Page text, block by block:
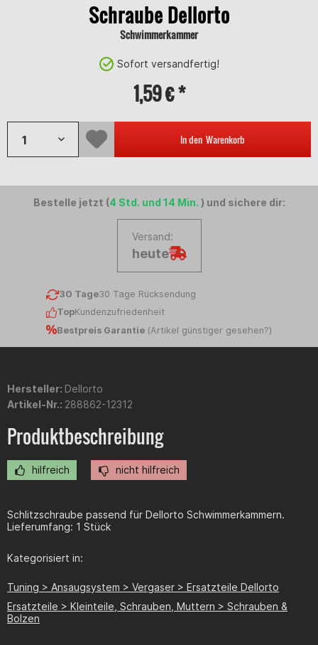
Schraube Dellorto
Schwimmerkammer
Sofort versandfertig!
1,59 € *
In den Warenkorb
Bestelle jetzt (4 Std. und 14 Min. ) und sichere dir:
Versand:
heute
30 Tage30 Tage Rücksendung
TopKundenzufriedenheit
Bestpreis Garantie (Artikel günstiger gesehen?)
Hersteller: Dellorto
Artikel-Nr.: 288862-12312
Produktbeschreibung
hilfreich nicht hilfreich
Schlitzschraube passend für Dellorto Schwimmerkammern.
Lieferumfang: 1 Stück
Kategorisiert in:
Tuning > Ansaugsystem > Vergaser > Ersatzteile Dellorto
Ersatzteile > Kleinteile, Schrauben, Muttern > Schrauben &
Bolzen